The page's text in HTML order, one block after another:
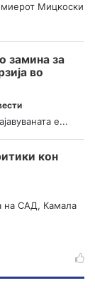
Мицкоски
замина за
во
е...
кон
на САД, Камала